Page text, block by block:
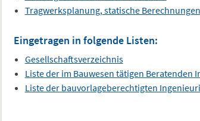
Tragwerksplanung, statische Berechnungen
Eingetragen in folgende Listen:
Gesellschaftsverzeichnis
Liste der im Bauwesen tätigen Beratenden
Liste der bauvorlageberechtigten